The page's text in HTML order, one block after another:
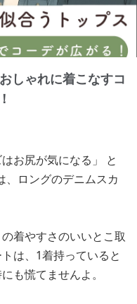
しゃれに着こなすコ
お尻が気になる」 と
、ロングのデニムスカ
着やすさのいいとこ取
は、1着持っていると
も慌てませんよ。